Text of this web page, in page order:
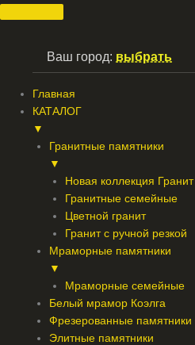
Ваш город: выбрать
Главная
КАТАЛОГ
▼
Гранитные памятники
▼
Новая коллекция Гранит
Гранитные семейные
Цветной гранит
Гранит с ручной резкой
Мраморные памятники
▼
Мраморные семейные
Белый мрамор Коэлга
Фрезерованные памятники
Элитные памятники
Перейти